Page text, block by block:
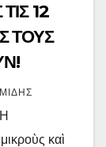
12
ΤΟΥΣ
καὶ